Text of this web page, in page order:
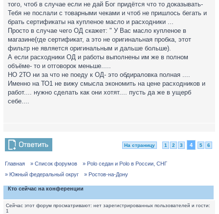
того, чтоб в случае если не дай Бог придётся что то доказывать-
Тебя не послали с товарными чеками и чтоб не пришлось бегать и
брать сертификаты на купленое масло и расходники ...
Просто в случае чего ОД скажет: " У Вас масло купленое в
магазине(где сертификат, а это не оригинальная пробка, этот
фильтр не является оригинальным и дальше больше).
А если расходники ОД и работы выполнены им же в полном
объёме- то и отговорок меньше.....
НО 2ТО ни за что не поеду к ОД- это обдираловка полная ....
Именно на ТО1 не вижу смысла экономить на цене расходников и
работ.... нужно сделать как они хотят.... пусть да же в ущерб
себе....
На страницу 1 2 3 4 5 6
Главная » Список форумов
» Polo седан и Polo в России, СНГ
» Южный федеральный округ
» Ростов-на-Дону
Кто сейчас на конференции
Сейчас этот форум просматривают: нет зарегистрированных пользователей и гости:
1